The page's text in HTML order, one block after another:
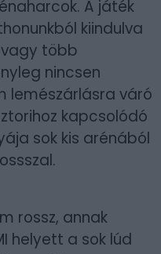
A játék
kiindulva
több
nincsen
lemészárlásra váró
kapcsolódó
sok kis arénából
rossz, annak
helyett a sok lúd